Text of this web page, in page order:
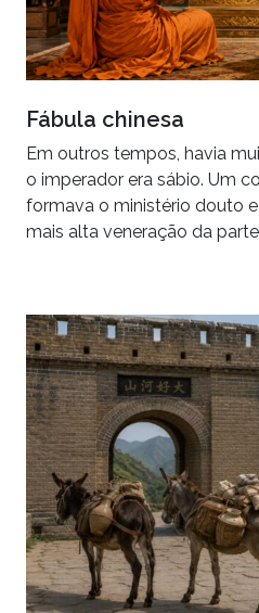
Fábula chinesa
Em outros tempos, havia
o imperador era sábio. Um
formava o ministério douto
mais alta veneração da